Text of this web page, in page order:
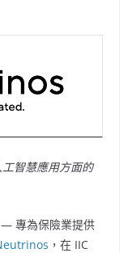
智慧應用方面的
專為保險業提供
，在 IIC